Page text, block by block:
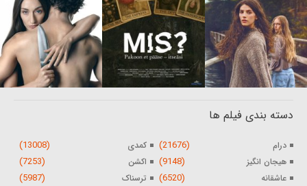
دسته بندی فیلم ها
درام (21676) کمدی (13008)
هیجان انگیز (9148) اکشن (7253)
عاشقانه (6520) ترسناک (5987)